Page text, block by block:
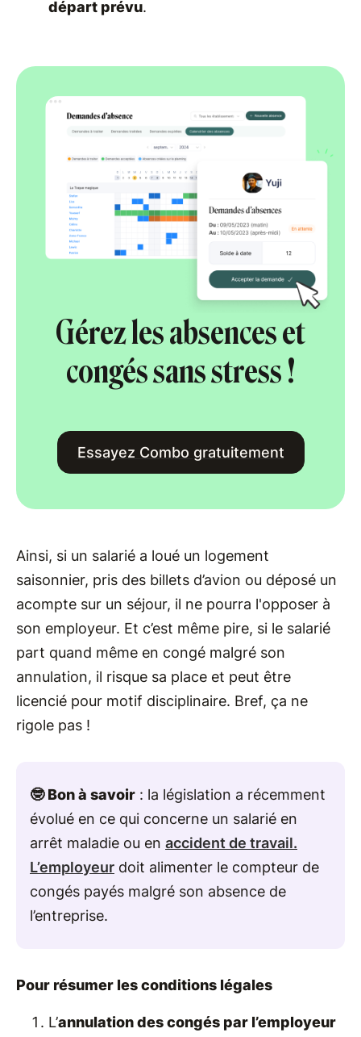
départ prévu.
Gérez les absences et
congés sans stress !
Essayez Combo gratuitement
Ainsi, si un salarié a loué un logement
saisonnier, pris des billets d’avion ou déposé un
acompte sur un séjour, il ne pourra l'opposer à
son employeur. Et c’est même pire, si le salarié
part quand même en congé malgré son
annulation, il risque sa place et peut être
licencié pour motif disciplinaire. Bref, ça ne
rigole pas !
🤓 Bon à savoir : la législation a récemment
évolué en ce qui concerne un salarié en
arrêt maladie ou en accident de travail.
L’employeur doit alimenter le compteur de
congés payés malgré son absence de
l’entreprise.
Pour résumer les conditions légales
L’annulation des congés par l’employeur